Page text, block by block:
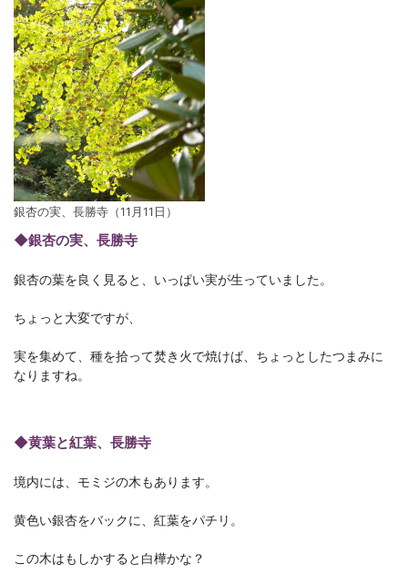
銀杏の実、長勝寺（11月11日）
◆銀杏の実、長勝寺
銀杏の葉を良く見ると、いっぱい実が生っていました。
ちょっと大変ですが、
実を集めて、種を拾って焚き火で焼けば、ちょっとしたつまみに
なりますね。
◆黄葉と紅葉、長勝寺
境内には、モミジの木もあります。
黄色い銀杏をバックに、紅葉をパチリ。
この木はもしかすると白樺かな？